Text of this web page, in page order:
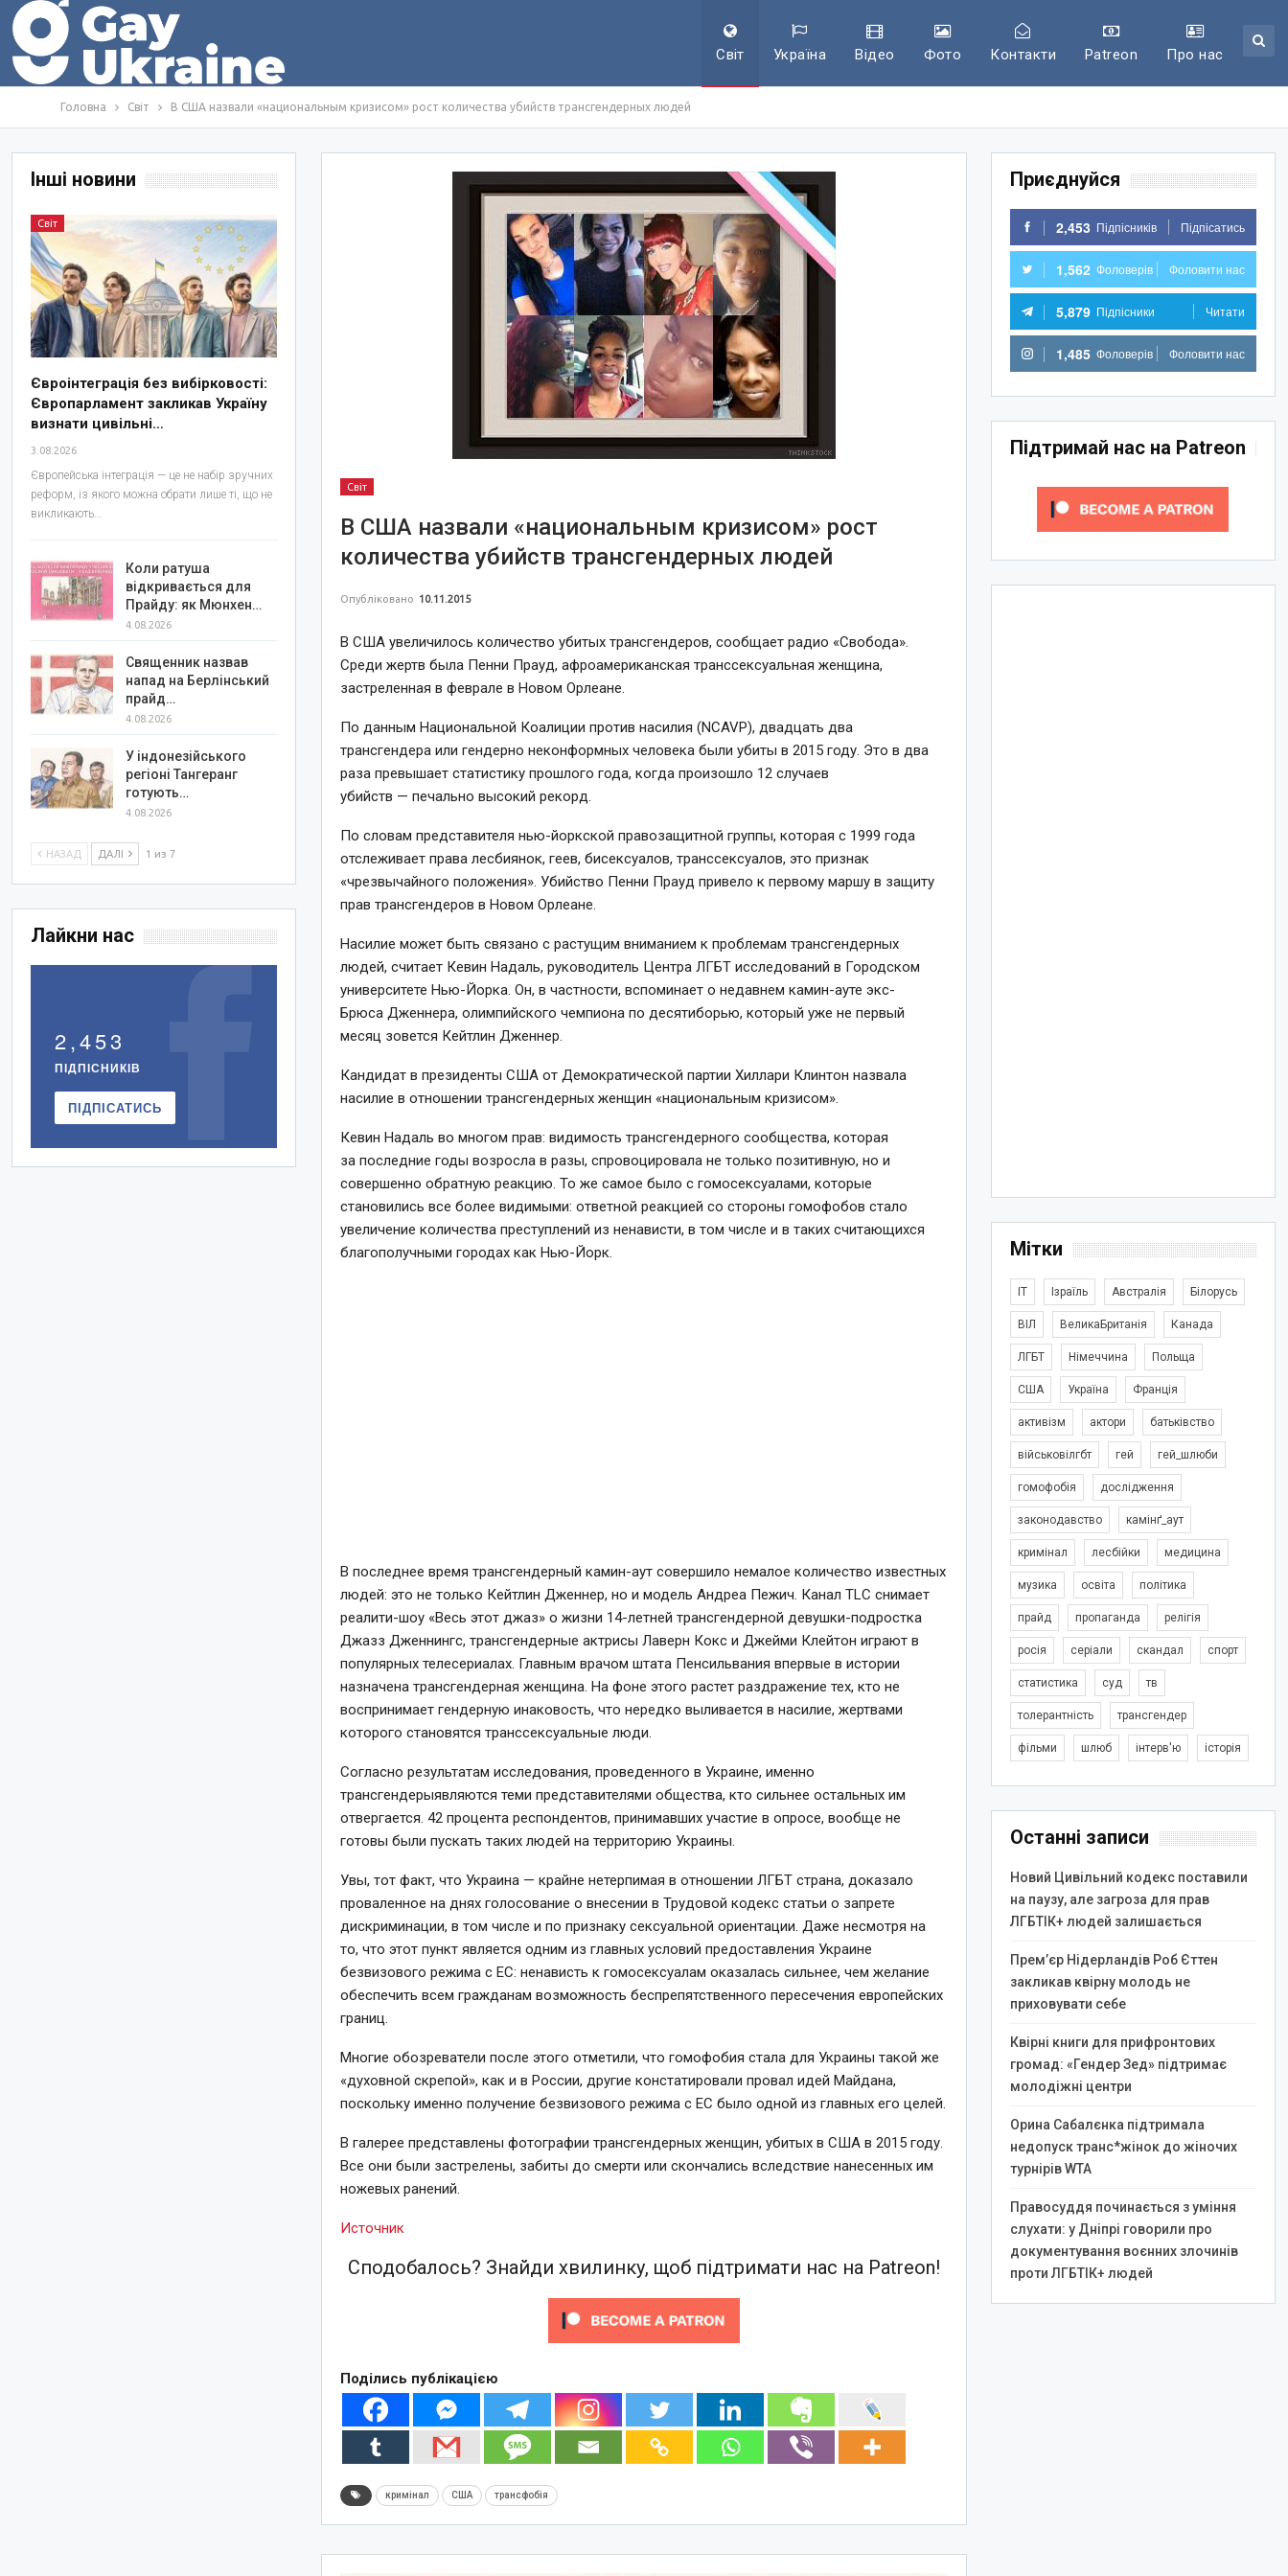
Світ Україна Відео Фото Контакти Patreon Про нас
Головна Світ В США назвали «национальным кризисом» рост количества убийств трансгендерных людей
Світ
В США назвали «национальным кризисом» рост
количества убийств трансгендерных людей
Опубліковано 10.11.2015
В США увеличилось количество убитых трансгендеров, сообщает радио «Свобода».
Среди жертв была Пенни Прауд, афроамериканская транссексуальная женщина,
застреленная в феврале в Новом Орлеане.
По данным Национальной Коалиции против насилия (NCAVP), двадцать два
трансгендера или гендерно неконформных человека были убиты в 2015 году. Это в два
раза превышает статистику прошлого года, когда произошло 12 случаев
убийств — печально высокий рекорд.
По словам представителя нью-йоркской правозащитной группы, которая с 1999 года
отслеживает права лесбиянок, геев, бисексуалов, транссексуалов, это признак
«чрезвычайного положения». Убийство Пенни Прауд привело к первому маршу в защиту
прав трансгендеров в Новом Орлеане.
Насилие может быть связано с растущим вниманием к проблемам трансгендерных
людей, считает Кевин Надаль, руководитель Центра ЛГБТ исследований в Городском
университете Нью-Йорка. Он, в частности, вспоминает о недавнем камин-ауте экс-
Брюса Дженнера, олимпийского чемпиона по десятиборью, который уже не первый
месяц зовется Кейтлин Дженнер.
Кандидат в президенты США от Демократической партии Хиллари Клинтон назвала
насилие в отношении трансгендерных женщин «национальным кризисом».
Кевин Надаль во многом прав: видимость трансгендерного сообщества, которая
за последние годы возросла в разы, спровоцировала не только позитивную, но и
совершенно обратную реакцию. То же самое было с гомосексуалами, которые
становились все более видимыми: ответной реакцией со стороны гомофобов стало
увеличение количества преступлений из ненависти, в том числе и в таких считающихся
благополучными городах как Нью-Йорк.
В последнее время трансгендерный камин-аут совершило немалое количество известных
людей: это не только Кейтлин Дженнер, но и модель Андреа Пежич. Канал TLC снимает
реалити-шоу «Весь этот джаз» о жизни 14-летней трансгендерной девушки-подростка
Джазз Дженнингс, трансгендерные актрисы Лаверн Кокс и Джейми Клейтон играют в
популярных телесериалах. Главным врачом штата Пенсильвания впервые в истории
назначена трансгендерная женщина. На фоне этого растет раздражение тех, кто не
воспринимает гендерную инаковость, что нередко выливается в насилие, жертвами
которого становятся транссексуальные люди.
Согласно результатам исследования, проведенного в Украине, именно
трансгендерыявляются теми представителями общества, кто сильнее остальных им
отвергается. 42 процента респондентов, принимавших участие в опросе, вообще не
готовы были пускать таких людей на территорию Украины.
Увы, тот факт, что Украина — крайне нетерпимая в отношении ЛГБТ страна, доказало
проваленное на днях голосование о внесении в Трудовой кодекс статьи о запрете
дискриминации, в том числе и по признаку сексуальной ориентации. Даже несмотря на
то, что этот пункт является одним из главных условий предоставления Украине
безвизового режима с ЕС: ненависть к гомосексуалам оказалась сильнее, чем желание
обеспечить всем гражданам возможность беспрепятственного пересечения европейских
границ.
Многие обозреватели после этого отметили, что гомофобия стала для Украины такой же
«духовной скрепой», как и в России, другие констатировали провал идей Майдана,
поскольку именно получение безвизового режима с ЕС было одной из главных его целей.
В галерее представлены фотографии трансгендерных женщин, убитых в США в 2015 году.
Все они были застрелены, забиты до смерти или скончались вследствие нанесенных им
ножевых ранений.
Источник
Сподобалось? Знайди хвилинку, щоб підтримати нас на Patreon!
Поділись публікацією
кримінал США трансфобія
Приєднуйся
2,453 Підпісників Підпісатись
1,562 Фоловерів Фоловити нас
5,879 Підпісники Читати
1,485 Фоловерів Фоловити нас
Підтримай нас на Patreon
Мітки
IT Ізраїль Австралія Білорусь
ВІЛ ВеликаБританія Канада
ЛГБТ Німеччина Польща
США Україна Франція
активізм актори батьківство
військовілгбт гей гей_шлюби
гомофобія дослідження
законодавство камінґ_аут
кримінал лесбійки медицина
музика освіта політика
прайд пропаганда релігія
росія серіали скандал спорт
статистика суд тв
толерантність трансгендер
фільми шлюб інтерв'ю історія
Останні записи
Новий Цивільний кодекс поставили
на паузу, але загроза для прав
ЛГБТІК+ людей залишається
Прем’єр Нідерландів Роб Єттен
закликав квірну молодь не
приховувати себе
Квірні книги для прифронтових
громад: «Гендер Зед» підтримає
молодіжні центри
Орина Сабалєнка підтримала
недопуск транс*жінок до жіночих
турнірів WTA
Правосуддя починається з уміння
слухати: у Дніпрі говорили про
документування воєнних злочинів
проти ЛГБТІК+ людей
Інші новини
Світ
Євроінтеграція без вибірковості:
Європарламент закликав Україну
визнати цивільні…
3.08.2026
Європейська інтеграція — це не набір зручних
реформ, із якого можна обрати лише ті, що не
викликають…
Коли ратуша
відкривається для
Прайду: як Мюнхен…
4.08.2026
Священник назвав
напад на Берлінський
прайд…
4.08.2026
У індонезійського
регіоні Тангеранг
готують…
4.08.2026
НАЗАД ДАЛІ 1 из 7
Лайкни нас
2,453
ПІДПІСНИКІВ
ПІДПІСАТИСЬ